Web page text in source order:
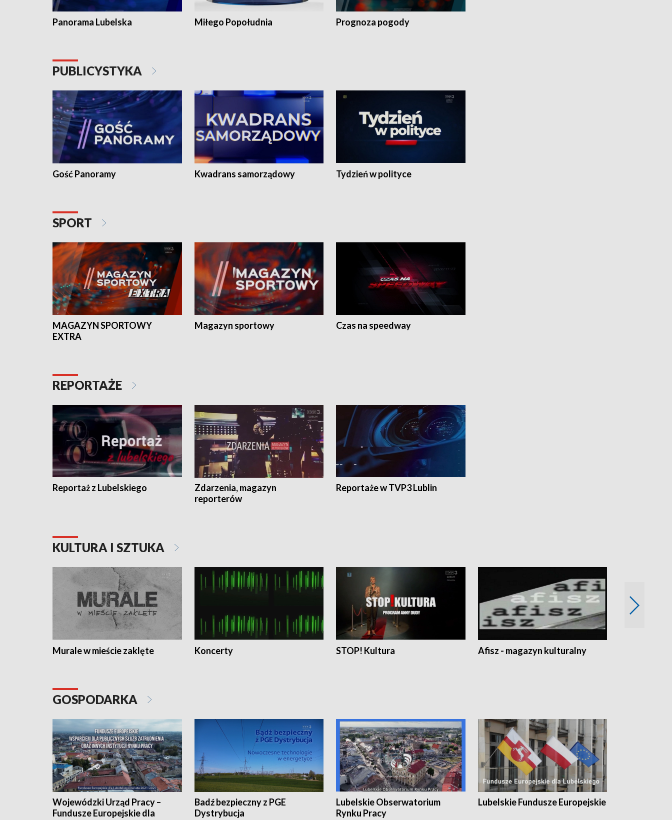
Panorama Lubelska Miłego Popołudnia Prognoza pogody
PUBLICYSTYKA
Gość Panoramy Kwadrans samorządowy Tydzień w polityce
SPORT
MAGAZYN SPORTOWY
EXTRA
Magazyn sportowy Czas na speedway
REPORTAŻE
Reportaż z Lubelskiego
Zdarzenia, magazyn
reporterów
Reportaże w TVP3 Lublin
KULTURA I SZTUKA
Murale w mieście zaklęte Koncerty STOP! Kultura Afisz - magazyn kulturalny
GOSPODARKA
Wojewódzki Urząd Pracy –
Fundusze Europejskie dla
Badź bezpieczny z PGE
Dystrybucja
Lubelskie Obserwatorium
Rynku Pracy
Lubelskie Fundusze Europejskie